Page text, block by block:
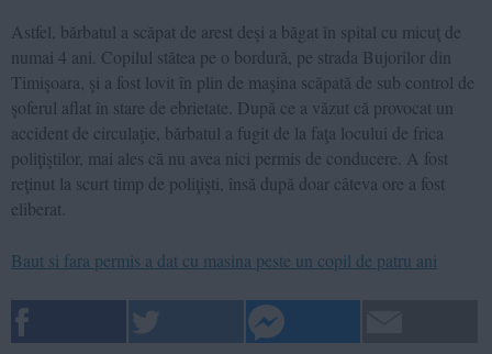
Astfel, bărbatul a scăpat de arest deşi a băgat în spital cu micuţ de
numai 4 ani. Copilul stătea pe o bordură, pe strada Bujorilor din
Timişoara, şi a fost lovit în plin de maşina scăpată de sub control de
şoferul aflat în stare de ebrietate. După ce a văzut că provocat un
accident de circulaţie, bărbatul a fugit de la faţa locului de frica
poliţiştilor, mai ales că nu avea nici permis de conducere. A fost
reţinut la scurt timp de poliţişti, însă după doar câteva ore a fost
eliberat.
Baut si fara permis a dat cu masina peste un copil de patru ani